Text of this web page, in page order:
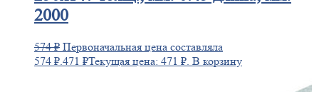
2000
574₽ Первоначальная цена составляла
574 ₽.471 ₽Текущая цена: 471 ₽. В корзину